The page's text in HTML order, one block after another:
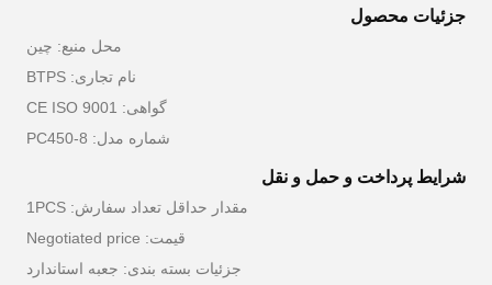
جزئیات محصول
محل منبع: چین
نام تجاری: BTPS
گواهی: CE ISO 9001
شماره مدل: PC450-8
شرایط پرداخت و حمل و نقل
مقدار حداقل تعداد سفارش: 1PCS
قیمت: Negotiated price
جزئیات بسته بندی: جعبه استاندارد